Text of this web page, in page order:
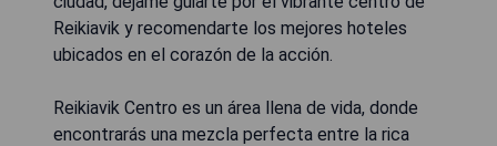
Reikiavik y recomendarte los mejores hoteles
ubicados en el corazón de la acción.
Reikiavik Centro es un área llena de vida, donde
encontrarás una mezcla perfecta entre la rica